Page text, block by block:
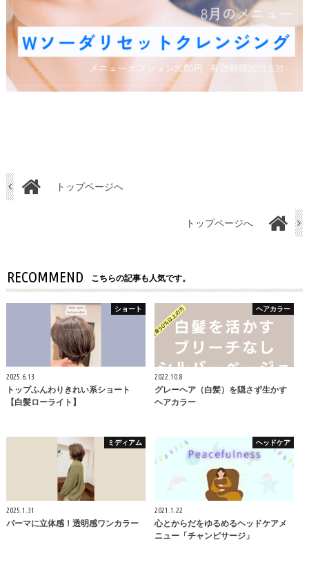
トップページへ
トップページへ
RECOMMEND こちらの記事も人気です。
ショート
2025.6.13
トップふんわりきれい系ショート
【白髪ローライト】
ヘアカラー
2022.10.8
グレーヘア（白髪）を隠さず生かす
ヘアカラー
ミディアム
2025.1.31
パーマに立体感！透明感ワンカラー
ヘッドケア
2021.1.22
心とからだをゆるめるヘッドケアメ
ニュー「チャンピサージ」